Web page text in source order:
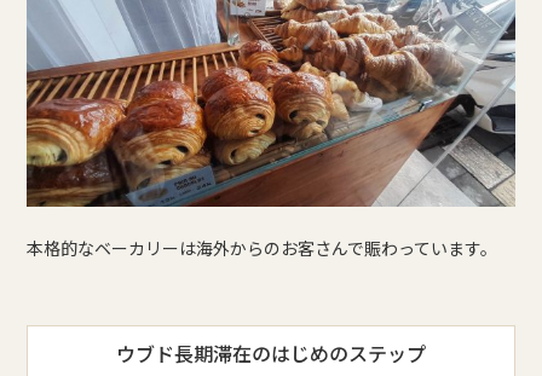
本格的なベーカリーは海外からのお客さんで賑わっています。
ウブド長期滞在のはじめのステップ